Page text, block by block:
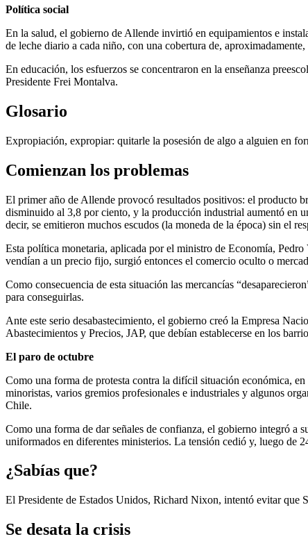
Política social
En la salud, el gobierno de Allende invirtió en equipamientos e
de leche diario a cada niño, con una cobertura de,
En educación, los esfuerzos se concentraron en la enseñanza
Presidente Frei Montalva.
Glosario
Expropiación, expropiar: quitarle la posesión de algo a alguien en
Comienzan los problemas
El primer año de Allende provocó resultados positivos: el producto
disminuido al 3,8 por ciento, y la producción industrial aumentó en
decir, se emitieron muchos escudos (la moneda de la época) sin el
Esta política monetaria, aplicada por el ministro de Economía,
vendían a un precio fijo, surgió entonces el comercio oculto o
Como consecuencia de esta situación las mercancías
para conseguirlas.
Ante este serio desabastecimiento, el gobierno creó la Empresa
Abastecimientos y Precios, JAP, que debían establecerse en los
El paro de octubre
Como una forma de protesta contra la difícil situación económica,
minoristas, varios gremios profesionales e industriales y algunos
Chile.
Como una forma de dar señales de confianza, el gobierno integró a
uniformados en diferentes ministerios. La tensión cedió y, luego de
¿Sabías que?
El Presidente de Estados Unidos, Richard Nixon, intentó evitar que
Se desata la crisis